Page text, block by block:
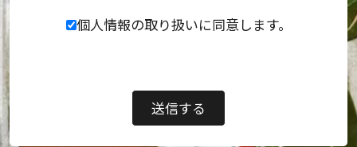
個人情報の取り扱いに同意します。